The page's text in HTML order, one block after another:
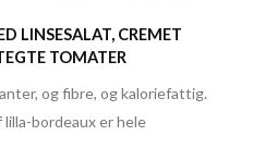
LINSESALAT, CREMET
TOMATER
og fibre, og kaloriefattig.
lilla-bordeaux er hele